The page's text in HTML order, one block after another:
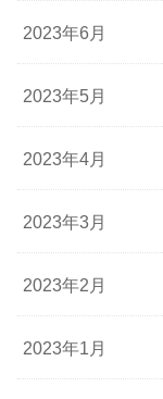
2023年6月
2023年5月
2023年4月
2023年3月
2023年2月
2023年1月